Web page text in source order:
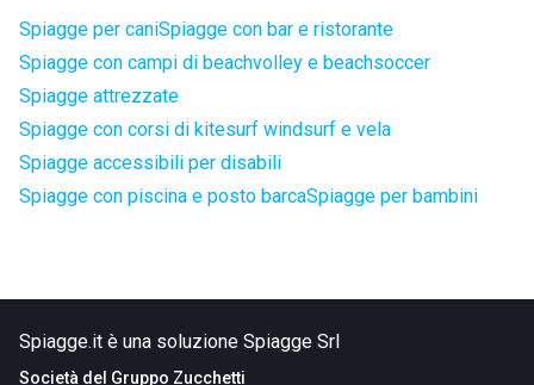
Spiagge per caniSpiagge con bar e ristorante
Spiagge con campi di beachvolley e beachsoccer
Spiagge attrezzate
Spiagge con corsi di kitesurf windsurf e vela
Spiagge accessibili per disabili
Spiagge con piscina e posto barcaSpiagge per bambini
Spiagge.it è una soluzione Spiagge Srl
Società del Gruppo Zucchetti